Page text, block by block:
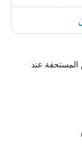
المستحقة عند